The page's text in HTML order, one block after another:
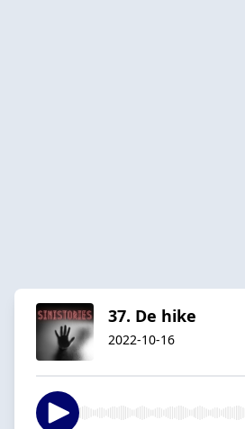
37. De hike
2022-10-16